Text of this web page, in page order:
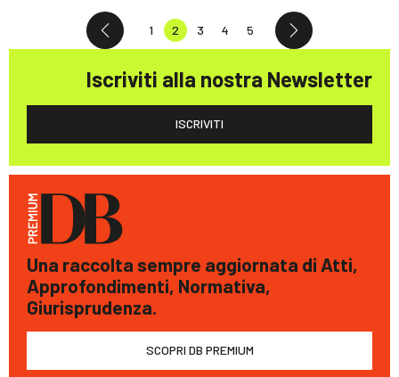
1 2 3 4 5
Iscriviti alla nostra Newsletter
ISCRIVITI
Una raccolta sempre aggiornata di Atti,
Approfondimenti, Normativa,
Giurisprudenza.
SCOPRI DB PREMIUM